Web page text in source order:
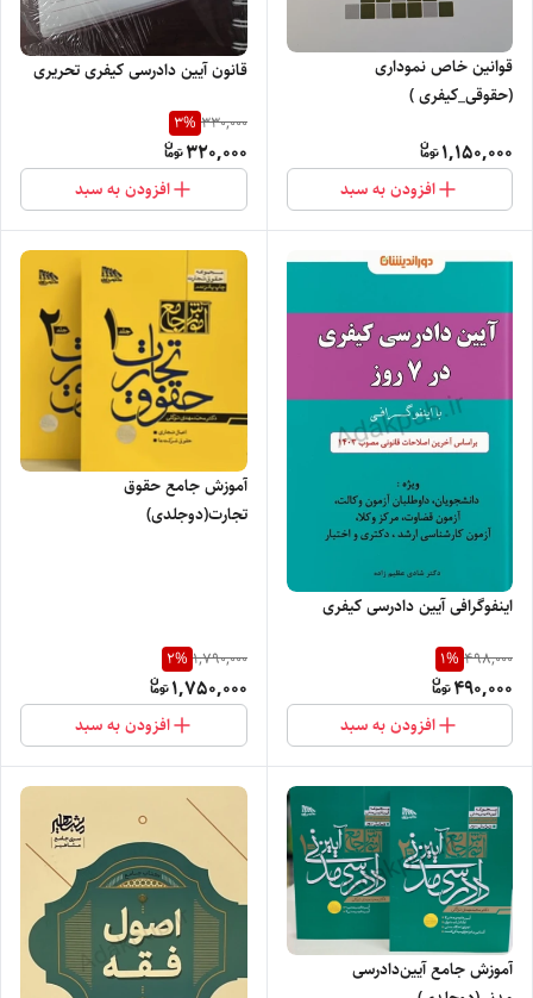
قوانین خاص نموداری
(حقوقی_کیفری )
1,150,000
افزودن به سبد
قانون آیین دادرسی کیفری تحریری
330,000
3%
320,000
افزودن به سبد
اینفوگرافی آیین دادرسی کیفری
498,000
1%
490,000
افزودن به سبد
آموزش جامع حقوق
تجارت(دوجلدی)
1,790,000
2%
1,750,000
افزودن به سبد
آموزش جامع آیین‌دادرسی